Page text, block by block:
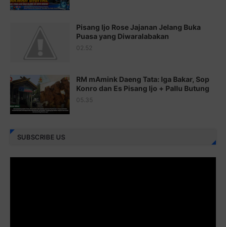
Juz 21 ⇨http://j.mp/2b8VcBO
http://j.mp/2bFRxNP
http://j.mp/2brItxm
Juz 25 ⇨http://j.mp/2brImlf
Juz 26 ⇨http://j.mp/2bFRHF2
Pisang Ijo Rose Jajanan Jelang Buka
Puasa yang Diwaralabakan
02.52
RM mAmink Daeng Tata: Iga Bakar, Sop
Konro dan Es Pisang Ijo + Pallu Butung
05.35
SUBSCRIBE US